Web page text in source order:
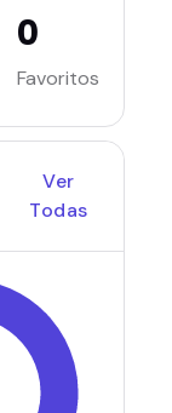
0
Favoritos
Ver
Todas